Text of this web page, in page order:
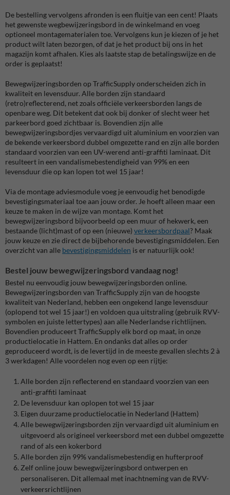
De bestelling vervolgens afronden is een fluitje van een cent! Plaats
het gewenste wegbewijzeringsbord in de winkelmand en voeg
optioneel montagematerialen toe. Vervolgens kun je kiezen of je het
product wilt laten bezorgen, of dat je het product bij ons in het
magazijn komt afhalen. Kies als laatste stap de betalingswijze en de
order is geplaatst!
Bewegwijzeringsborden op TrafficSupply onderscheiden zich in
kwaliteit en levensduur. Alle borden zijn standaard
(retro)reflecterend, net zoals officiële verkeersborden langs de
openbare weg. Dit betekent dat ook bij donker of slecht weer het
parkeerbord goed zichtbaar is. Bovendien zijn alle
bewegwijzeringsbordjes vervaardigd uit aluminium en voorzien van
de bekende verkeersbord dubbel omgezette rand en zijn alle borden
standaard voorzien van een UV-werend anti-graffiti laminaat. Dit
resulteert in een vandalismebestendigheid van 99% en een
levensduur die op kan lopen tot wel 15 jaar!
Via de montage adviesmodule voeg je eenvoudig het benodigde
bevestigingsmateriaal toe aan jouw order. Je hoeft alleen maar een
keuze te maken in de wijze van montage. Komt het
bewegwijzeringsbord bijvoorbeeld op een muur of hekwerk, een
bestaande (licht)mast of op een (nieuwe) verkeersbordpaal? Maak
jouw keuze en zie direct de bijbehorende bevestigingsmiddelen. Een
overzicht van alle bevestigingsmiddelen is er natuurlijk ook!
Bestel jouw bewegwijzeringsbord vandaag nog!
Bestel nu eenvoudig jouw bewegwijzeringsborden online.
Bewegwijzeringsborden van TrafficSupply zijn van de hoogste
kwaliteit van Nederland, hebben een ongekend lange levensduur
(oplopend tot wel 15 jaar!) en voldoen qua uitstraling (gebruik RVV-
symbolen en juiste lettertypes) aan alle Nederlandse richtlijnen.
Bovendien produceert TrafficSupply elk bord op maat, in onze
productielocatie in Hattem. En ondanks dat alles op order
geproduceerd wordt, is de levertijd in de meeste gevallen slechts 2 à
3 werkdagen! Alle voordelen nog even op een rijtje:
Alle borden zijn reflecterend en standaard voorzien van een
anti-graffiti laminaat
De levensduur kan oplopen tot wel 15 jaar
Eigen duurzame productielocatie in Nederland (Hattem)
Alle bewegwijzeringsborden zijn vervaardigd uit aluminium en
uitgevoerd als origineel verkeersbord met een dubbel omgezette
rand of als een kokerbord
Alle borden zijn 99% vandalismebestendig en hufterproof
Zelf online jouw bewegwijzeringsbord ontwerpen en
personaliseren. Dit allemaal met inachtneming van de RVV-
verkeersrichtlijnen